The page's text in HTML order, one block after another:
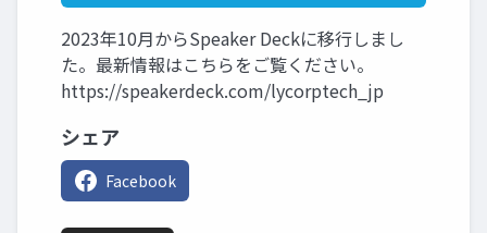
2023年10月からSpeaker Deckに移行しまし
た。最新情報はこちらをご覧ください。
https://speakerdeck.com/lycorptech_jp
シェア
Facebook